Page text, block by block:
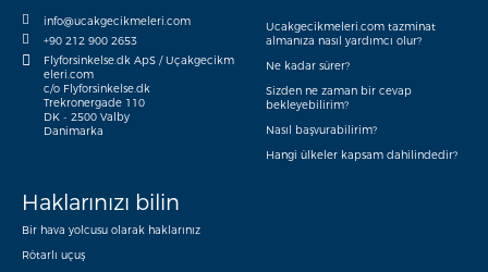
info@ucakgecikmeleri.com
+90 212 900 2653
Flyforsinkelse.dk ApS / Uçakgecikm
eleri.com
c/o Flyforsinkelse.dk
Trekronergade 110
DK - 2500 Valby
Danimarka
Ucakgecikmeleri.com tazminat
almanıza nasıl yardımcı olur?
Ne kadar sürer?
Sizden ne zaman bir cevap
bekleyebilirim?
Nasıl başvurabilirim?
Hangi ülkeler kapsam dahilindedir?
Haklarınızı bilin
Bir hava yolcusu olarak haklarınız
Rötarlı uçuş